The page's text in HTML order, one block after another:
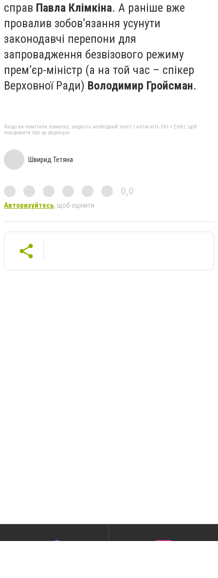
справ Павла Клімкіна. А раніше вже
провалив зобов’язання усунути
законодавчі перепони для
запровадження безвізового режиму
прем’єр-міністр (а на той час – спікер
Верховної Ради) Володимир Гройсман.
Якщо ви помітили помилку, виділіть необхідний текст і натисніть Ctrl + Enter, щоб
повідомити про це редакцію
Швирид Тетяна
0,0
Авторизуйтесь, щоб оцінити